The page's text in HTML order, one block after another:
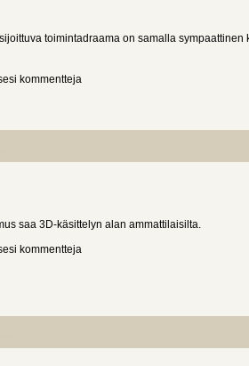
toimintadraama on samalla sympaattinen
kommentteja
saa 3D-käsittelyn alan ammattilaisilta.
kommentteja